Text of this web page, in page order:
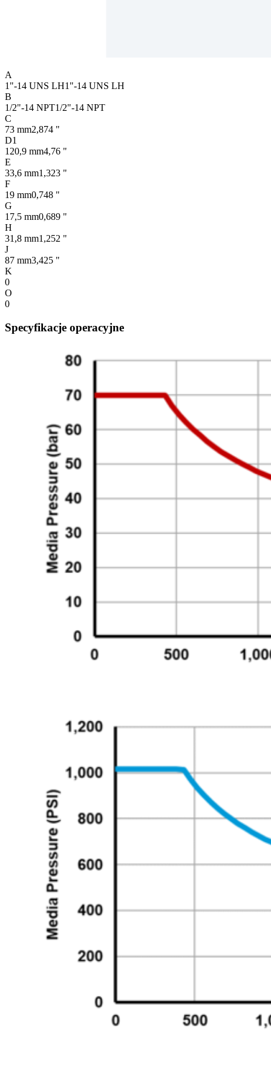
A
1"-14 UNS LH1"-14 UNS LH
B
1/2"-14 NPT1/2"-14 NPT
C
73 mm2,874 "
D1
120,9 mm4,76 "
E
33,6 mm1,323 "
F
19 mm0,748 "
G
17,5 mm0,689 "
H
31,8 mm1,252 "
J
87 mm3,425 "
K
0
O
0
Specyfikacje operacyjne